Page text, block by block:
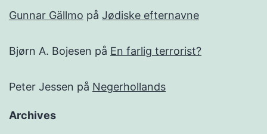
Gunnar Gällmo på Jødiske efternavne
Bjørn A. Bojesen på En farlig terrorist?
Peter Jessen på Negerhollands
Archives